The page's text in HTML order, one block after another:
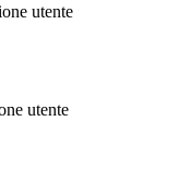
utente
utente